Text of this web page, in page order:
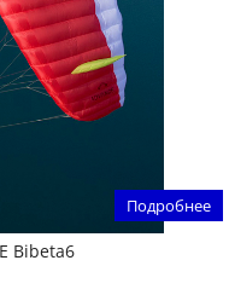
Подробнее
Bibeta6